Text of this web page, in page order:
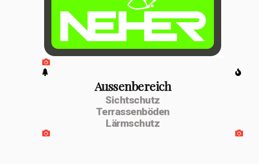
Aussenbereich
Sichtschutz
Terrassenböden
Lärmschutz
Umwandlung zur
Handwerk GmbH.
Unterstützt
Monika Dettling-